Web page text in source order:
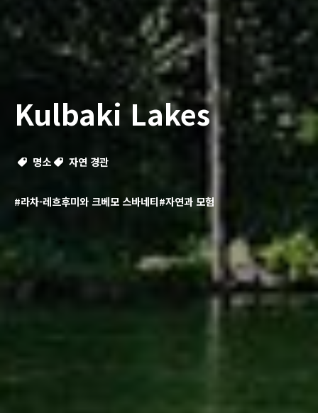
Kulbaki Lakes
명소 자연 경관
#라차-레흐후미와 크베모 스바네티#자연과 모험